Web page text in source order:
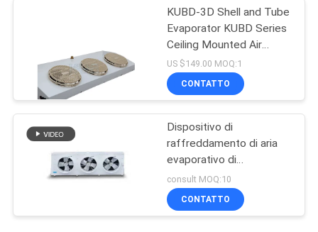
KUBD-3D Shell and Tube
Evaporator KUBD Series
Ceiling Mounted Air
Cooler (europeo) con
guscio di alluminio
resistente Made in China
US $149.00 MOQ:1
CONTATTO
Dispositivo di
raffreddamento di aria
evaporativo di
conservazione frigorifera
1350rpm con il
dispositivo di
consult MOQ:10
CONTATTO